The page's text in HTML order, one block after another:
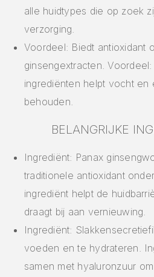
alle huidtypes die op zoek
verzorging.
Voordeel: Biedt antioxidant
ginsengextracten.
ingrediënten helpt vocht
behouden.
BELANGRIJKE
Ingrediënt: Panax
traditionele antioxidant
ingrediënt helpt de
draagt bij aan vernieuwing.
Ingrediënt:
voeden en te hydrateren.
samen met hyaluronzuur